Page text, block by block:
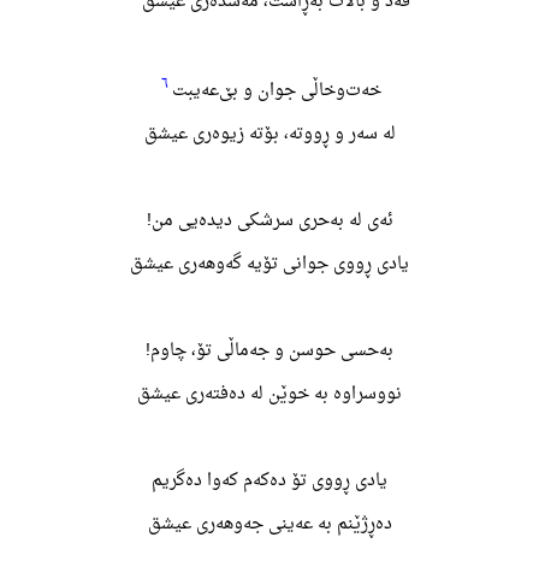
خەت‌وخاڵی جوان و بێ‌عەیبت٦
لە سەر و ڕووته، بۆته زیوەری عیشق
ئەی له بەحری سرشکی دیدەیی من!
یادی ڕووی جوانی تۆیه گەوهەری عیشق
بەحسی حوسن و جەماڵی تۆ، چاوم!
نووسراوه به خوێن له دەفتەری عیشق
یادی ڕووی تۆ دەکەم کەوا دەگریم
دەڕژێنم به عەینی جەوهەری عیشق